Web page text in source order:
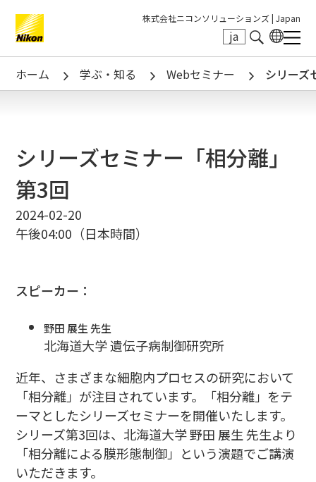
株式会社ニコンソリューションズ | Japan
ja
Search keyword(s)
ホーム 学ぶ・知る Webセミナー シリーズ
シリーズセミナー「相分離」
第3回
2024-02-20
午後04:00（日本時間）
スピーカー：
野田 展生 先生
北海道大学 遺伝子病制御研究所
近年、さまざまな細胞内プロセスの研究において
「相分離」が注目されています。「相分離」をテ
ーマとしたシリーズセミナーを開催いたします。
シリーズ第3回は、北海道大学 野田 展生 先生より
「相分離による膜形態制御」という演題でご講演
いただきます。